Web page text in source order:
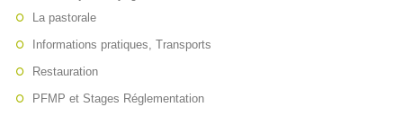
La pastorale
Informations pratiques, Transports
Restauration
PFMP et Stages Réglementation